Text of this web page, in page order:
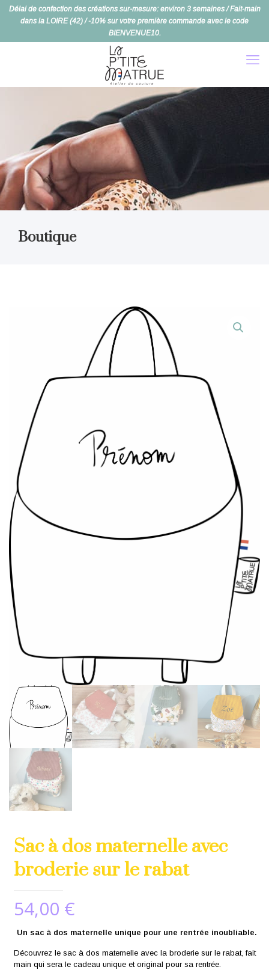
Délai de confection des créations sur-mesure: environ 3 semaines / Fait-main
dans la LOIRE (42) / -10% sur votre première commande avec le code
BIENVENUE10.
Boutique
Sac à dos maternelle avec
broderie sur le rabat
54,00 €
Un sac à dos maternelle unique pour une rentrée inoubliable.
Découvrez le sac à dos maternelle avec la broderie sur le rabat, fait
main qui sera le cadeau unique et original pour sa rentrée.